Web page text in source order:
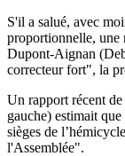
S'il a salué, avec
proportionnelle, une
Dupont-Aignan
correcteur fort", la
Un rapport récent
gauche) estimait
sièges de
l'Assemblée".